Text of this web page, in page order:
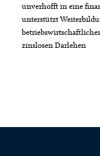
unverhofft in eine
unterstützt
zinslosen Darlehen